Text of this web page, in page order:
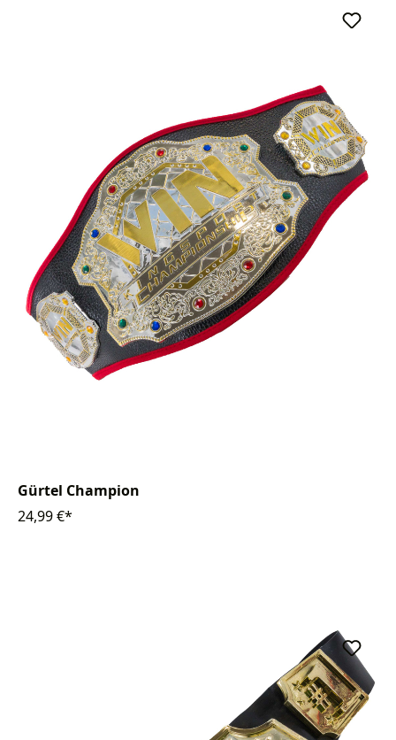
Gürtel Champion
24,99 €*